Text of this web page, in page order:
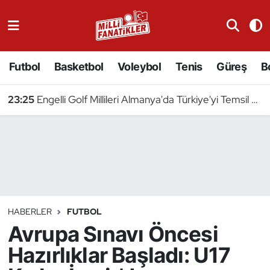
Futbol Basketbol Voleybol Tenis Güreş
23:25 Engelli Golf Millileri Almanya'da Türkiye'yi Temsil Edecek
HABERLER FUTBOL
Avrupa Sınavı Öncesi
Hazırlıklar Başladı: U17
Badminton
Binicilik
Bisiklet